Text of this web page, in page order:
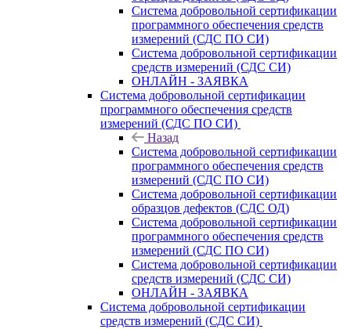
Система добровольной сертификации
программного обеспечения средств
измерений (СДС ПО СИ)
Система добровольной сертификации
средств измерений (СДС СИ)
ОНЛАЙН - ЗАЯВКА
Система добровольной сертификации
программного обеспечения средств
измерений (СДС ПО СИ)
Назад
Система добровольной сертификации
программного обеспечения средств
измерений (СДС ПО СИ)
Система добровольной сертификации
образцов дефектов (СДС ОД)
Система добровольной сертификации
программного обеспечения средств
измерений (СДС ПО СИ)
Система добровольной сертификации
средств измерений (СДС СИ)
ОНЛАЙН - ЗАЯВКА
Система добровольной сертификации
средств измерений (СДС СИ)